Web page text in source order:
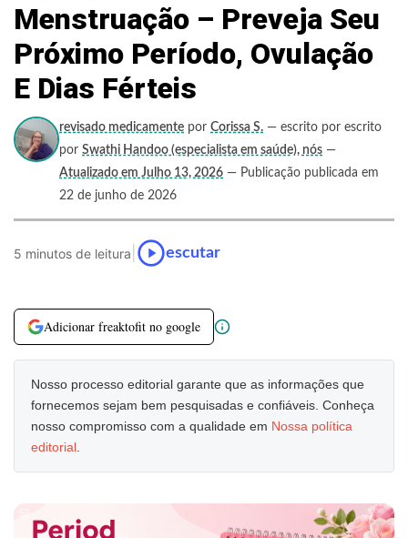
Menstruação – Preveja Seu
Próximo Período, Ovulação
E Dias Férteis
revisado medicamente por Corissa S. — escrito por escrito
por Swathi Handoo (especialista em saúde), nós —
Atualizado em Julho 13, 2026 — Publicação publicada em
22 de junho de 2026
5 minutos de leitura escutar
Adicionar freaktofit no google
Nosso processo editorial garante que as informações que
fornecemos sejam bem pesquisadas e confiáveis. Conheça
nosso compromisso com a qualidade em Nossa política
editorial